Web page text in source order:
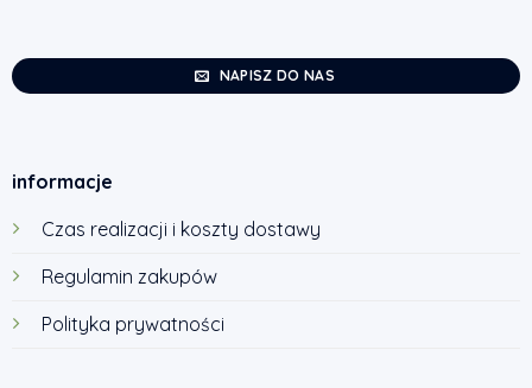
NAPISZ DO NAS
informacje
Czas realizacji i koszty dostawy
Regulamin zakupów
Polityka prywatności